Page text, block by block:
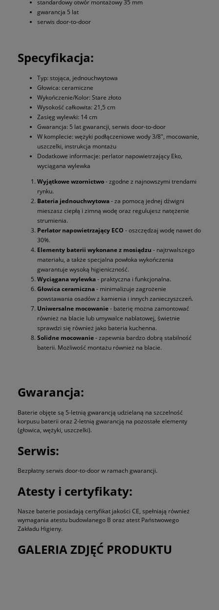
standardowy otwór montażowy 35 mm
gwarancja 5 lat
serwis door-to-door
Specyfikacja:
Typ: stojąca, jednouchwytowa
Głowica: ceramiczne
Wykończenie/Kolor: Stare złoto
Wysokość całkowita: 21,5 cm
Zasięg wylewki: 14 cm
Gwarancja: 5 lat gwarancji, serwis door-to-door
W komplecie: wężyki podłączeniowe wody 3/8", mocowanie,
uszczelki, instrukcja montażu
Dodatkowe informacje: perlator napowietrzający Eko,
wyciągana wylewka
Wyjątkowe wzornictwo- zgodne z najnowszymi trendami
rynku.
Bateria jednouchwytowa- za pomocą jednej dźwigni
mieszasz ciepłą i zimną wodę oraz regulujesz natężenie
strumienia.
Perlator napowietrzający ECO - oszczędzaj wodę nawet do
30%.
Elementy baterii wykonane z mosiądzu - najtrwalszego
materiału, a także specjalna powłoka wykończenia
gwarantuje wysoką higieniczność.
Wyciągana wylewka- praktyczna i funkcjonalna.
Głowica ceramiczna- minimalizuje zagrożenie
powstawania osadów z kamienia i innych zanieczyszczeń.
Uniwersalne mocowanie- baterię można zamontować
również na blacie lub umywalce nablatowej, świetnie
sprawdzi się również jako bateria kuchenna.
Solidne mocowanie- zapewnia bardzo dobrą stabilność
baterii. Możliwość montażu również na blacie.
Gwarancja:
Baterie objęte są 5-letnią gwarancją udzielaną na szczelność
korpusu baterii oraz 2-letnią gwarancją na pozostałe elementy
(głowica, wężyki, uszczelki).
Serwis:
Bezpłatny serwis door-to-door w ramach gwarancji.
Atesty i certyfikaty:
Nasze baterie posiadają certyfikat jakości CE, spełniają również
wymagania atestu budowlanego B oraz atest Państwowego
Zakładu Higieny.
GALERIA ZDJĘĆ PRODUKTU